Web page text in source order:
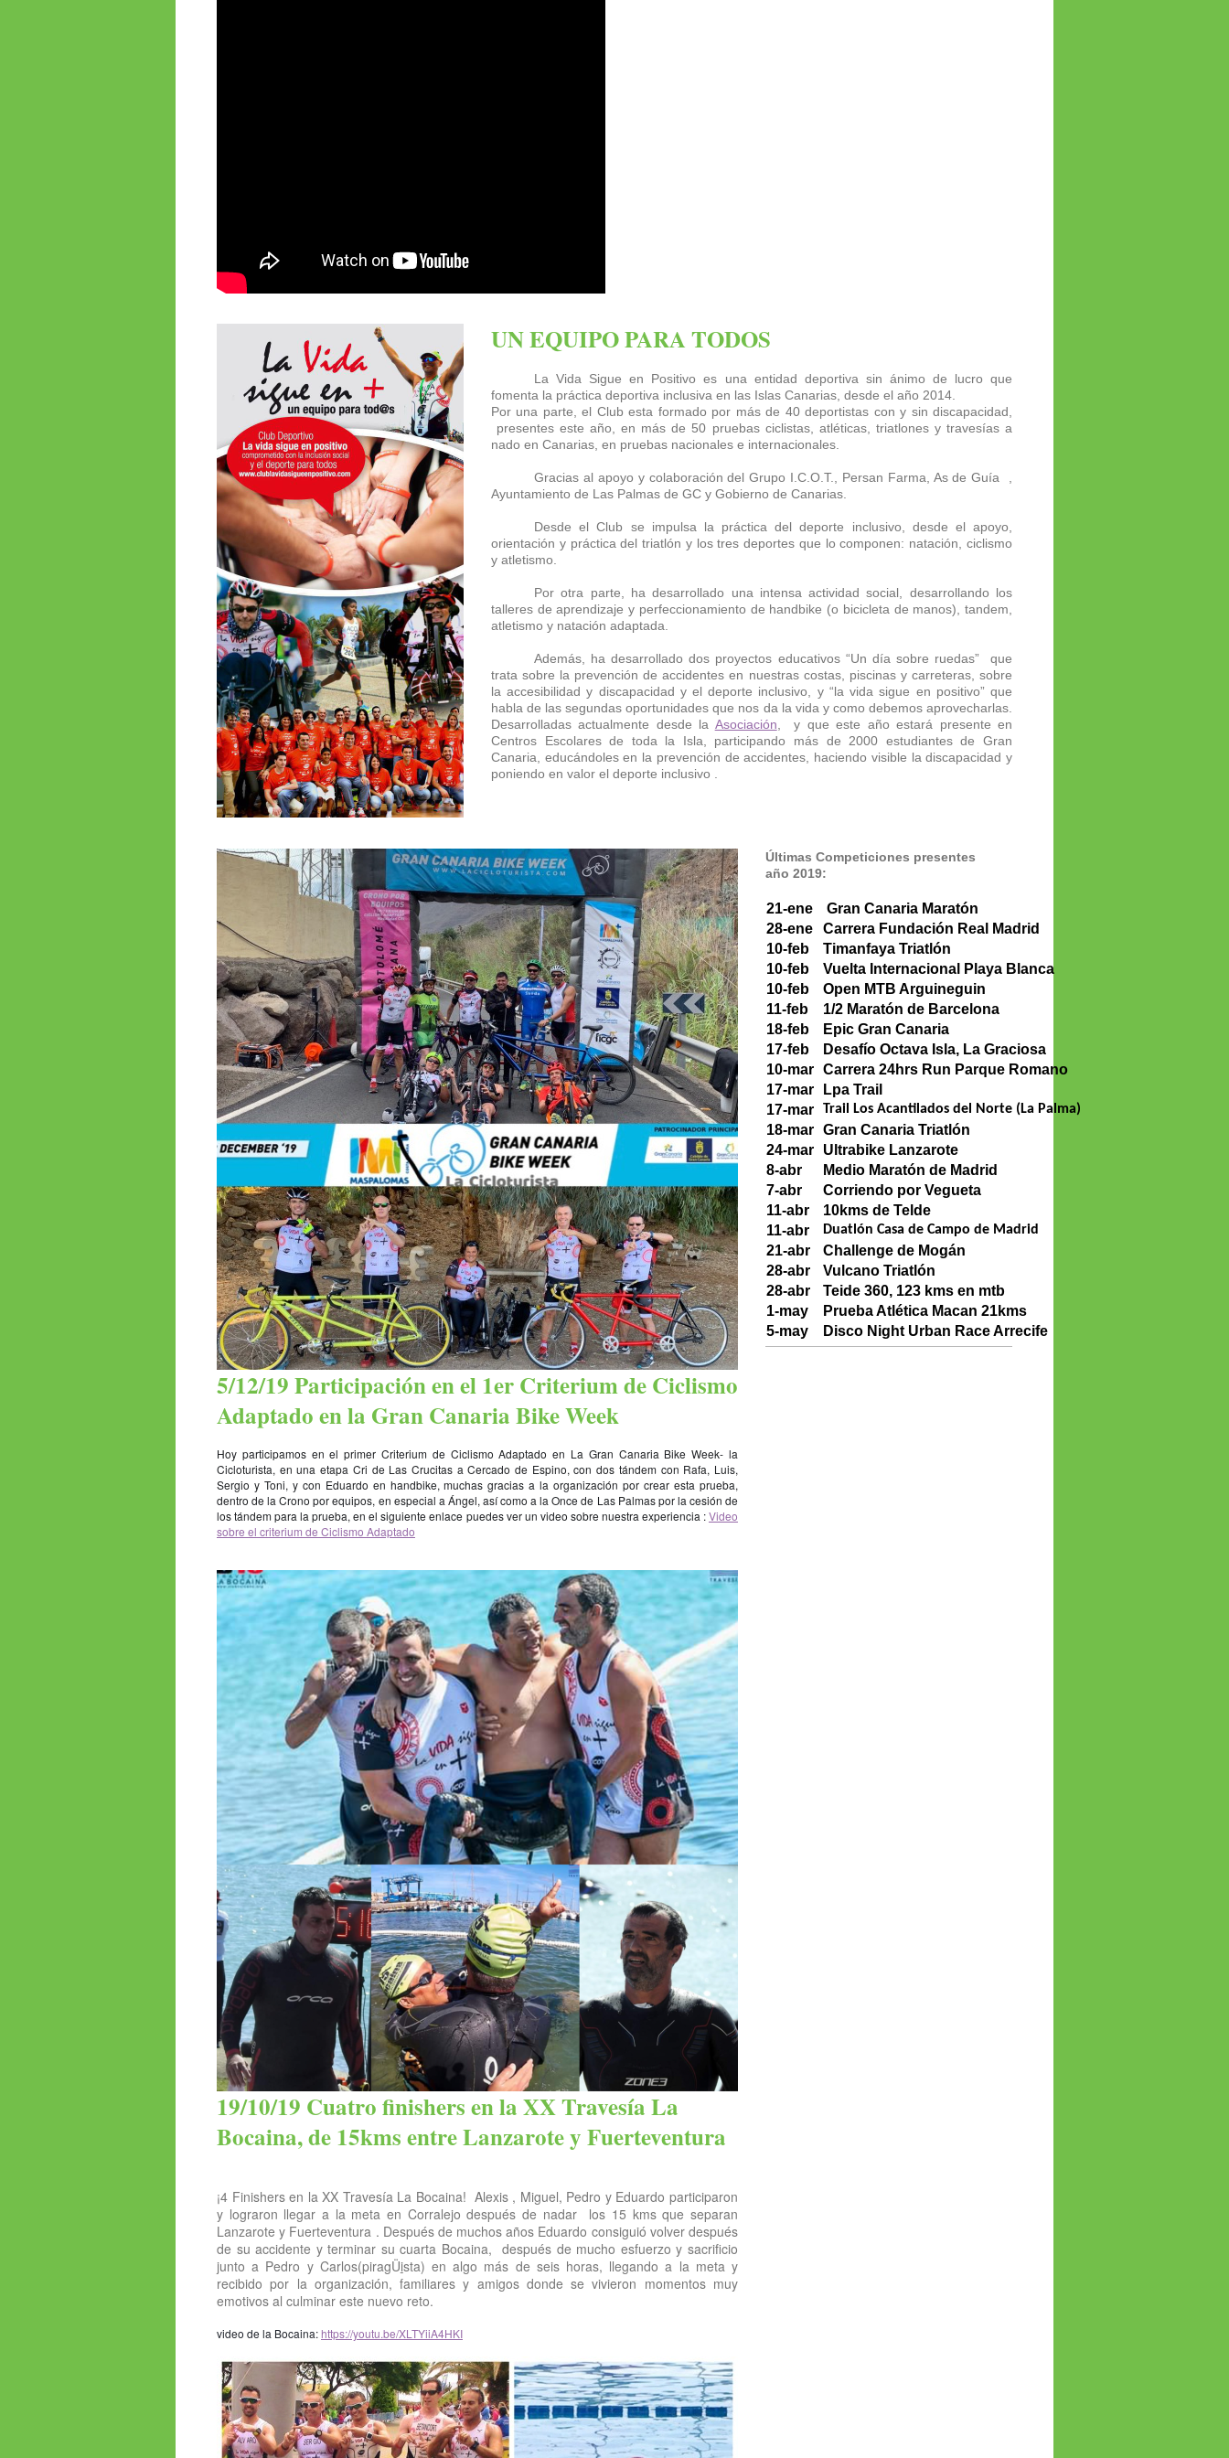
UN EQUIPO PARA TODOS
La Vida Sigue en Positivo es una entidad deportiva sin ánimo de lucro que
fomenta la práctica deportiva inclusiva en las Islas Canarias, desde el año 2014.
Por una parte, el Club esta formado por más de 40 deportistas con y sin discapacidad,
presentes este año, en más de 50 pruebas ciclistas, atléticas, triatlones y travesías a
nado en Canarias, en pruebas nacionales e internacionales.
Gracias al apoyo y colaboración del Grupo I.C.O.T., Persan Farma, As de Guía ,
Ayuntamiento de Las Palmas de GC y Gobierno de Canarias.
Desde el Club se impulsa la práctica del deporte inclusivo, desde el apoyo,
orientación y práctica del triatlón y los tres deportes que lo componen: natación, ciclismo
y atletismo.
Por otra parte, ha desarrollado una intensa actividad social, desarrollando los
talleres de aprendizaje y perfeccionamiento de handbike (o bicicleta de manos), tandem,
atletismo y natación adaptada.
Además, ha desarrollado dos proyectos educativos “Un día sobre ruedas” que
trata sobre la prevención de accidentes en nuestras costas, piscinas y carreteras, sobre
la accesibilidad y discapacidad y el deporte inclusivo, y “la vida sigue en positivo” que
habla de las segundas oportunidades que nos da la vida y como debemos aprovecharlas.
Desarrolladas actualmente desde la Asociación , y que este año estará presente en
Centros Escolares de toda la Isla, participando más de 2000 estudiantes de Gran
Canaria, educándoles en la prevención de accidentes, haciendo visible la discapacidad y
poniendo en valor el deporte inclusivo .
5/12/19 Participación en el 1er Criterium de Ciclismo
Adaptado en la Gran Canaria Bike Week
Hoy participamos en el primer Criterium de Ciclismo Adaptado en La Gran Canaria Bike Week- la
Cicloturista, en una etapa Cri de Las Crucitas a Cercado de Espino, con dos tándem con Rafa, Luis,
Sergio y Toni, y con Eduardo en handbike, muchas gracias a la organización por crear esta prueba,
dentro de la Crono por equipos, en especial a Ángel, así como a la Once de Las Palmas por la cesión de
los tándem para la prueba, en el siguiente enlace puedes ver un video sobre nuestra experiencia :Video
sobre el criterium de Ciclismo Adaptado
19/10/19 Cuatro finishers en la XX Travesía La
Bocaina, de 15kms entre Lanzarote y Fuerteventura
¡4 Finishers en la XX Travesía La Bocaina! Alexis , Miguel, Pedro y Eduardo participaron
y lograron llegar a la meta en Corralejo después de nadar los 15 kms que separan
Lanzarote y Fuerteventura . Después de muchos años Eduardo consiguió volver después
de su accidente y terminar su cuarta Bocaina, después de mucho esfuerzo y sacrificio
junto a Pedro y Carlos(piragÜista) en algo más de seis horas, llegando a la meta y
recibido por la organización, familiares y amigos donde se vivieron momentos muy
emotivos al culminar este nuevo reto.
video de la Bocaina:https://youtu.be/XLTYiiA4HKI
Últimas Competiciones presentes
año 2019:
21-ene
Gran Canaria Maratón
28-ene
Carrera Fundación Real Madrid
10-feb
Timanfaya Triatlón
10-feb
Vuelta Internacional Playa Blanca
10-feb
Open MTB Arguineguin
11-feb
1/2 Maratón de Barcelona
18-feb
Epic Gran Canaria
17-feb
Desafío Octava Isla, La Graciosa
10-mar Carrera 24hrs Run Parque Romano
17-mar
Lpa Trail
17-mar
Trail Los Acantilados del Norte (La Palma)
18-mar Gran Canaria Triatlón
24-mar
Ultrabike Lanzarote
8-abr
Medio Maratón de Madrid
7-abr
Corriendo por Vegueta
11-abr
10kms de Telde
11-abr
Duatlón Casa de Campo de Madrid
21-abr
Challenge de Mogán
28-abr
Vulcano Triatlón
28-abr
Teide 360, 123 kms en mtb
1-may
Prueba Atlética Macan 21kms
5-may
Disco Night Urban Race Arrecife